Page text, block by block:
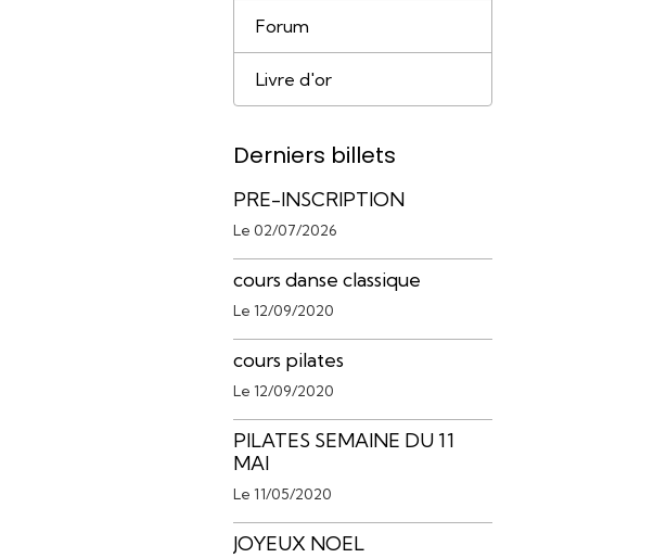
Forum
Livre d'or
Derniers billets
PRE-INSCRIPTION
Le 02/07/2026
cours danse classique
Le 12/09/2020
cours pilates
Le 12/09/2020
PILATES SEMAINE DU 11
MAI
Le 11/05/2020
JOYEUX NOEL